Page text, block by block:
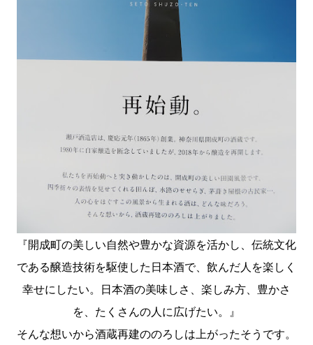
『開成町の美しい自然や豊かな資源を活かし、伝統文化
である醸造技術を駆使した日本酒で、飲んだ人を楽しく
幸せにしたい。日本酒の美味しさ、楽しみ方、豊かさ
を、たくさんの人に広げたい。』
そんな想いから酒蔵再建ののろしは上がったそうです。